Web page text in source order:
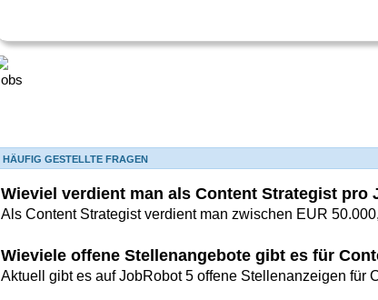
HÄUFIG GESTELLTE FRAGEN
Wieviel verdient man als Content Strategist pro
Als Content Strategist verdient man zwischen EUR
Wieviele offene Stellenangebote gibt es für
Aktuell gibt es auf JobRobot 5 offene Stellenanzeigen für